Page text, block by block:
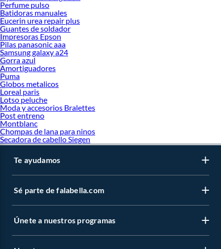
Perfume pulso
Batidoras manuales
Eucerin urea repair plus
Guantes de soldador
Impresoras Epson
Pilas panasonic aaa
Samsung galaxy a24
Gorra azul
Amortiguadores
Puma
Globos metalicos
Loreal paris
Lotso peluche
Moda y accesorios Bralettes
Post entreno
Montblanc
Chompas de lana para ninos
Secadora de cabello Siegen
Te ayudamos
Sé parte de falabella.com
Únete a nuestros programas